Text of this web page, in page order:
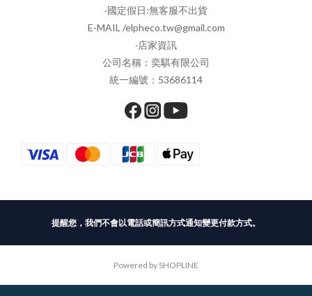
‧國定假日:無客服不出貨
E-MAIL /elpheco.tw@gmail.com
‧店家資訊
公司名稱：奕騏有限公司
統一編號：53686114
提醒您，我們不會以電話或簡訊方式通知變更付款方式。
Powered by SHOPLINE